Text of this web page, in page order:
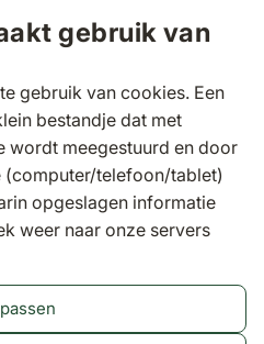
gebruik van
gebruik van cookies. Een
bestandje dat met
wordt meegestuurd en door
telefoon/tablet)
opgeslagen informatie
weer naar onze servers
9,5/10
(fulltime)